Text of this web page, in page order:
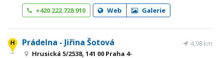
+420 222 728 910
Web Galerie
Prádelna - Jiřina Šotová
Hrusická 5/2538, 141 00 Praha 4-
4,98 km